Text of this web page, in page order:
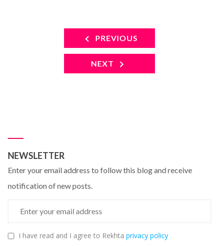
PREVIOUS
NEXT
NEWSLETTER
Enter your email address to follow this blog and receive
notification of new posts.
I have read and I agree to Rekhta privacy policy